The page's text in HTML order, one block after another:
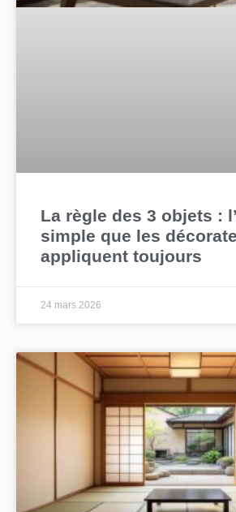
La règle des 3 objets :
simple que les
appliquent toujours
24 mars 2026